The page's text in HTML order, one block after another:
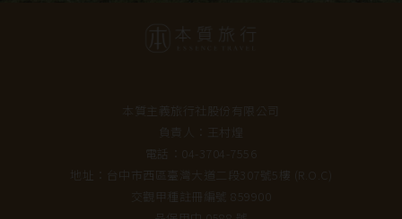
本質主義旅行社股份有限公司
負責人：王村煌
電話：04-3704-7556
地址：台中市西區臺灣大道二段307號5樓 (R.O.C)
交觀甲種註冊編號 859900